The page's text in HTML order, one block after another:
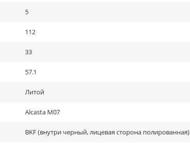
5
112
33
57.1
Литой
Alcasta M07
BKF (внутри черный, лицевая сторона полированная)